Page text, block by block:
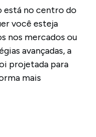
está no centro do
você esteja
nos mercados ou
avançadas, a
projetada para
mais